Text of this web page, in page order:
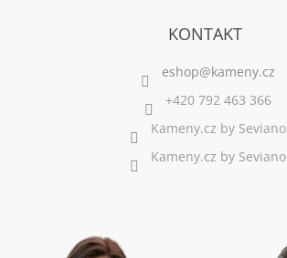
KONTAKT
+420 792 463 366
Kameny.cz by Seviano
Kameny.cz by Seviano